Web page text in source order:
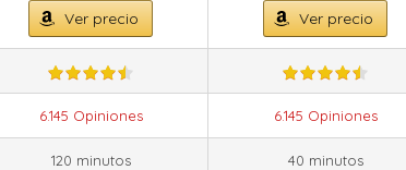
Ver precio Ver precio
6.145 Opiniones 6.145 Opiniones
120 minutos 40 minutos